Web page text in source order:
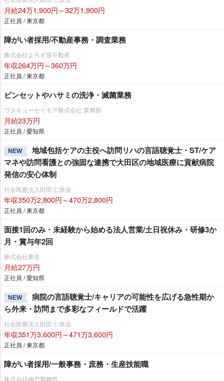
月給24万1,900円～32万1,900円
正社員 / 東京都
障がい者採用/不動産事務・調査業務
株式会社よろず屋不動産
年収264万円～360万円
正社員 / 東京都
ピンセットやハサミの洗浄・滅菌業務
ワタキューセイモア株式会社 業務部
月給23万円
正社員 / 愛知県
NEW
地域包括ケアの主役へ訪問リハの言語聴覚士・ST/ケア
マネや訪問看護との強固な連携で大田区の地域医療に貢献病院
発信の安心体制
社会医療法人財団 仁医会
年収350万2,800円～470万2,800円
正社員 / 東京都
面接1回のみ・未経験から始める法人営業/土日祝休み・研修3か
月・賞与年2回
株式会社東名
月給27万円
正社員 / 愛知県
NEW
病院の言語聴覚士/キャリアの可能性を広げる急性期か
ら外来・訪問まで多彩なフィールドで活躍
社会医療法人財団 仁医会
年収351万3,600円～471万3,600円
正社員 / 東京都
障がい者採用/一般事務・庶務・生産技能職
株式会社神戸製鋼所